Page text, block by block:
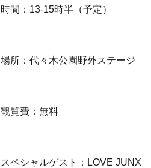
時間：13-15時半（予定）
場所：代々木公園野外ステージ
観覧費：無料
スペシャルゲスト：LOVE JUNX